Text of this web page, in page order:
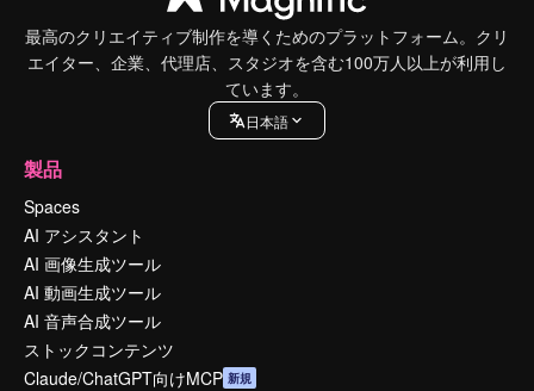
最高のクリエイティブ制作を導くためのプラットフォーム。クリ
エイター、企業、代理店、スタジオを含む100万人以上が利用し
ています。
日本語
製品
Spaces
AI アシスタント
AI 画像生成ツール
AI 動画生成ツール
AI 音声合成ツール
ストックコンテンツ
Claude/ChatGPT向けMCP 新規